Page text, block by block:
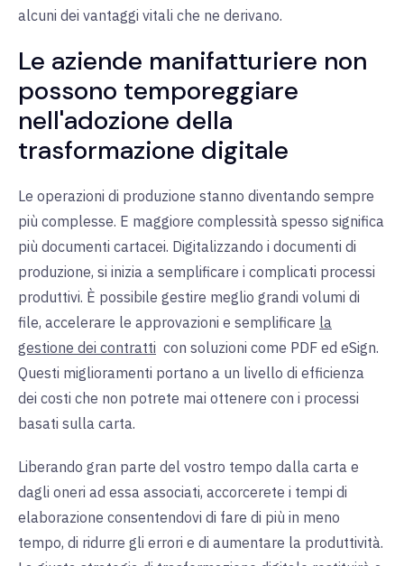
alcuni dei vantaggi vitali che ne derivano.
Le aziende manifatturiere non
possono temporeggiare
nell'adozione della
trasformazione digitale
Le operazioni di produzione stanno diventando sempre
più complesse. E maggiore complessità spesso significa
più documenti cartacei. Digitalizzando i documenti di
produzione, si inizia a semplificare i complicati processi
produttivi. È possibile gestire meglio grandi volumi di
file, accelerare le approvazioni e semplificare la
gestione dei contratti con soluzioni come PDF ed eSign.
Questi miglioramenti portano a un livello di efficienza
dei costi che non potrete mai ottenere con i processi
basati sulla carta.
Liberando gran parte del vostro tempo dalla carta e
dagli oneri ad essa associati, accorcerete i tempi di
elaborazione consentendovi di fare di più in meno
tempo, di ridurre gli errori e di aumentare la produttività.